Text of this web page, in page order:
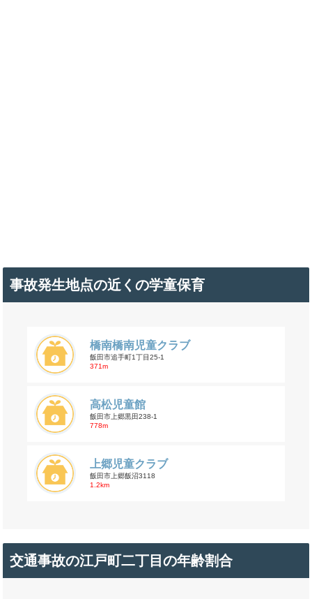
事故発生地点の近くの学童保育
橋南橋南児童クラブ
飯田市追手町1丁目25-1
371m
高松児童館
飯田市上郷黒田238-1
778m
上郷児童クラブ
飯田市上郷飯沼3118
1.2km
交通事故の江戸町二丁目の年齢割合